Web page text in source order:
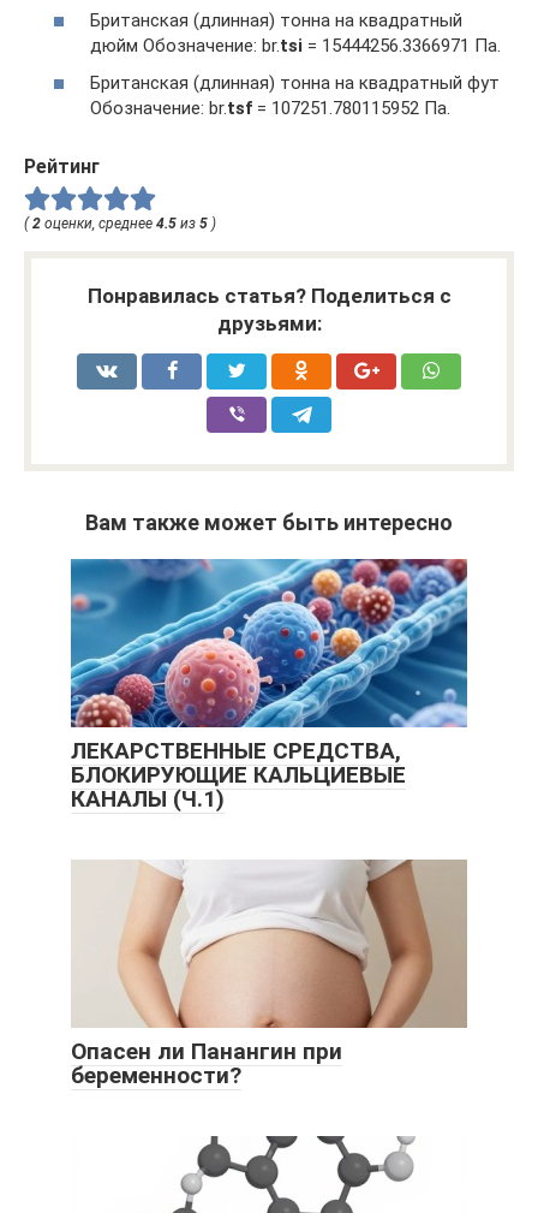
Британская (длинная) тонна на квадратный
дюйм Обозначение: br.tsi = 15444256.3366971 Па.
Британская (длинная) тонна на квадратный фут
Обозначение: br.tsf = 107251.780115952 Па.
Рейтинг
( 2 оценки, среднее 4.5 из 5 )
Понравилась статья? Поделиться с
друзьями:
Вам также может быть интересно
ЛЕКАРСТВЕННЫЕ СРЕДСТВА,
БЛОКИРУЮЩИЕ КАЛЬЦИЕВЫЕ
КАНАЛЫ (Ч.1)
Опасен ли Панангин при
беременности?